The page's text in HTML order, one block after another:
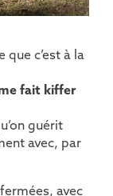
que c’est à la
fait kiffer
guérit
avec, par
avec